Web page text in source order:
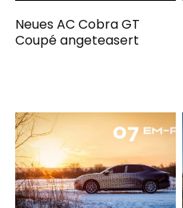
Neues AC Cobra GT
Coupé angeteasert